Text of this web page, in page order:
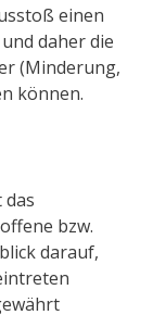
einen
daher die
(Minderung,
können.
bzw.
darauf,